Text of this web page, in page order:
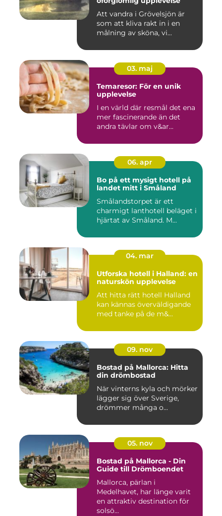
Att vandra i Grövelsjön är
som att kliva rakt in i en
målning av sköna, vi...
03. maj
Temaresor: För en unik
upplevelse
I en värld där resmål det ena
mer fascinerande än det
andra tävlar om v&ar...
06. apr
Bo på ett mysigt hotell på
landet mitt i Småland
Smålandstorpet är ett
charmigt lanthotell beläget i
hjärtat av Småland. M...
04. mar
Utforska hotell i Halland: en
naturskön upplevelse
Att hitta rätt hotell Halland
kan kännas överväldigande
med tanke på de m&...
09. nov
Bostad på Mallorca: Hitta
din drömbostad
När vinterns kyla och mörker
lägger sig över Sverige,
drömmer många o...
05. nov
Bostad på Mallorca - Din
Guide till Drömboendet
Mallorca, pärlan i
Medelhavet, har länge varit
en attraktiv destination för
solsö...